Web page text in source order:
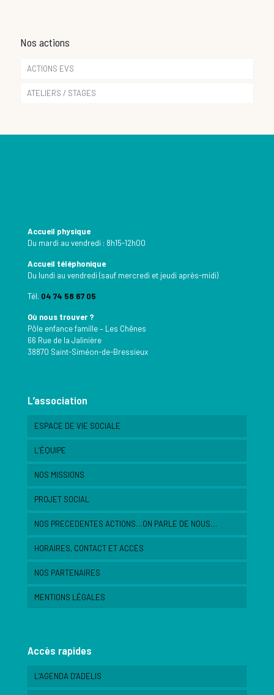
Nos actions
ACTIONS EVS
ATELIERS / STAGES
Accueil physique
Du mardi au vendredi : 8h15-12h00
Accueil téléphonique
Du lundi au vendredi (sauf mercredi et jeudi après-midi)
Tél. 04 74 58 67 05
Où nous trouver ?
Pôle enfance famille – Les Chênes
66 Rue de la Jalinière
38870 Saint-Siméon-de-Bressieux
L’association
ESPACE DE VIE SOCIALE
L’ÉQUIPE
NOS MISSIONS
PROJET SOCIAL
NOS PRECEDENTES ACTIONS…ON PARLE DE NOUS…
HORAIRES, CONTACT ET ACCÈS
NOS PARTENAIRES
MENTIONS LÉGALES
Accès rapides
L’AGENDA D’ADELIS